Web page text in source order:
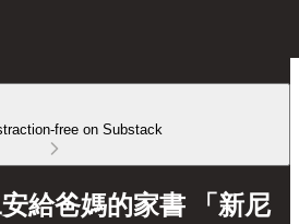
free on Substack
安給爸媽的家書 「新尼